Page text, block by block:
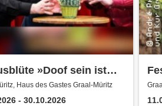
»Doof sein ist
Haus des Gastes Graal-Müritz
- 30.10.2026
Witt)